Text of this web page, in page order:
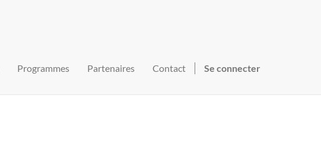
Programmes Partenaires Contact Se connecter